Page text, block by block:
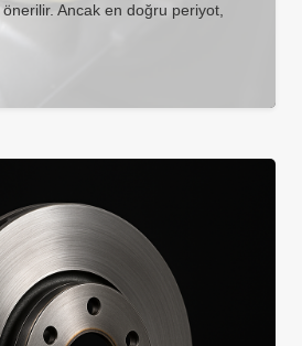
Ancak en doğru periyot,